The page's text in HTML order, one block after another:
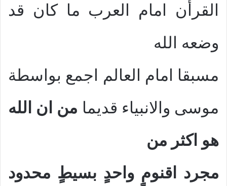
القرأن امام العرب ما كان قد
وضعه الله
مسبقا امام العالم اجمع بواسطة
موسى والانبياء قديما من ان الله
هو اكثر من
مجرد اقنومٍ واحدٍ بسيطٍ محدود